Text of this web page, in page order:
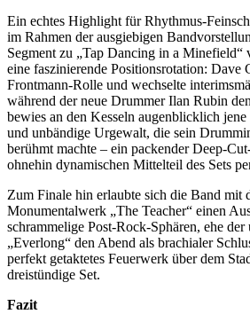
Ein echtes Highlight für Rhythmus-
im Rahmen der ausgiebigen
Segment zu „Tap Dancing in a Minefield“
eine faszinierende Positionsrotation: Dave
Frontmann-Rolle und wechselte
während der neue Drummer Ilan Rubin
bewies an den Kesseln augenblicklich
und unbändige Urgewalt, die sein
berühmt machte – ein packender Deep-
ohnehin dynamischen Mittelteil des Sets
Zum Finale hin erlaubte sich die Band mit
Monumentalwerk „The Teacher“ einen
schrammelige Post-Rock-Sphären, ehe
„Everlong“ den Abend als brachialer
perfekt getaktetes Feuerwerk über dem
dreistündige Set.
Fazit